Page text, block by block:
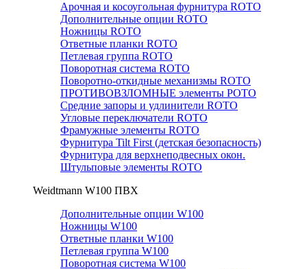
Арочная и косоугольная фурнитура ROTO
Дополнительные опции ROTO
Ножницы ROTO
Ответные планки ROTO
Петлевая группа ROTO
Поворотная система ROTO
Поворотно-откидные механизмы ROTO
ПРОТИВОВЗЛОМНЫЕ элементы РОТО
Средние запоры и удлинители ROTO
Угловые переключатели ROTO
Фрамужные элементы ROTO
Фурнитура Tilt First (детская безопасность)
Фурнитура для верхнеподвесных окон.
Штульповые элементы ROTO
Weidtmann W100 ПВХ
Дополнительные опции W100
Ножницы W100
Ответные планки W100
Петлевая группа W100
Поворотная система W100